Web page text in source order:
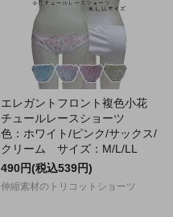
エレガントフロント複色小花
チュールレースショーツ
色：ホワイト/ピンク/サックス/
クリーム サイズ：M/L/LL
490円(税込539円)
伸縮素材のトリコットショーツ